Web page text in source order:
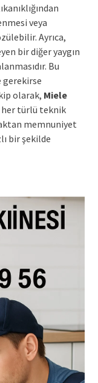
veya
Ayrıca,
bir diğer yaygın
Bu
gerekirse
olarak, Miele
her türlü teknik
memnuniyet
bir şekilde